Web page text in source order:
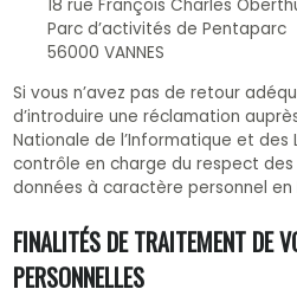
18 rue François Charles
Parc d’activités de Pentaparc
56000 VANNES
Si vous n’avez pas de retour
d’introduire une réclamation
Nationale de l’Informatique et
contrôle en charge du respect
données à caractère personnel en
FINALITÉS DE TRAITEMENT DE
PERSONNELLES